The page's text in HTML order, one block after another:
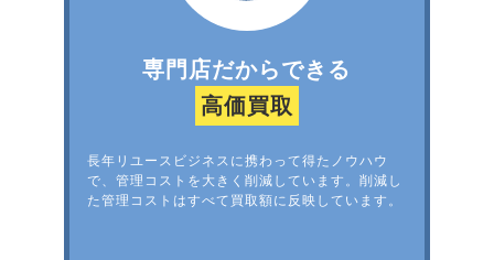
専門店だからできる
高価買取
長年リユースビジネスに携わって得たノウハウ
で、管理コストを大きく削減しています。削減し
た管理コストはすべて買取額に反映しています。